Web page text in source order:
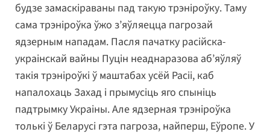
будзе замаскіраваны пад такую трэніроўку. Таму
сама трэніроўка ўжо з’яўляецца пагрозай
ядзерным нападам. Пасля пачатку расійска-
украінскай вайны Пуцін неаднаразова аб’яўляў
такія трэніроўкі ў маштабах усёй Расіі, каб
напалохаць Захад і прымусіць яго спыніць
падтрымку Украіны. Але ядзерная трэніроўка
толькі ў Беларусі гэта пагроза, найперш, Еўропе. У